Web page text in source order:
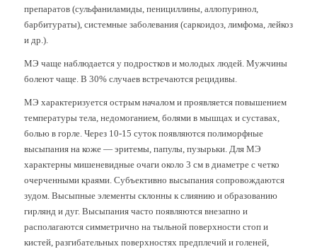
препаратов (сульфаниламиды, пенициллины, аллопуринол,
барбитураты), системные заболевания (саркоидоз, лимфома, лейкоз
и др.).
МЭ чаще наблюдается у подростков и молодых людей. Мужчины
болеют чаще. В 30% случаев встречаются рецидивы.
МЭ характеризуется острым началом и проявляется повышением
температуры тела, недомоганием, болями в мышцах и суставах,
болью в горле. Через 10-15 суток появляются полиморфные
высыпания на коже — эритемы, папулы, пузырьки. Для МЭ
характерны мишеневидные очаги около 3 см в диаметре с четко
очерченными краями. Субъективно высыпания сопровождаются
зудом. Высыпные элементы склонны к слиянию и образованию
гирлянд и дуг. Высыпания часто появляются внезапно и
располагаются симметрично на тыльной поверхности стоп и
кистей, разгибательных поверхностях предплечий и голеней,